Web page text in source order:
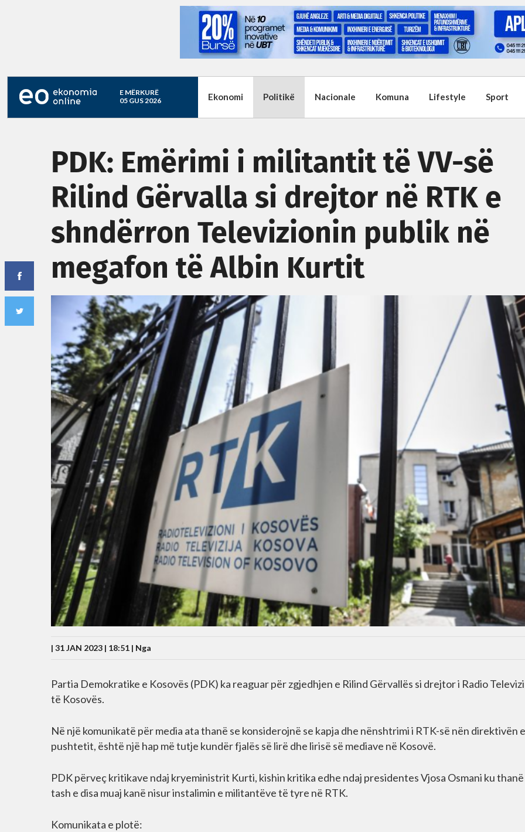
E MËRKURË
05 GUS 2026
Ekonomi Politikë Nacionale Komuna Lifestyle Sport
PDK: Emërimi i militantit të VV-së
Rilind Gërvalla si drejtor në RTK e
shndërron Televizionin publik në
megafon të Albin Kurtit
| 31 JAN 2023 | 18:51 | Nga
Partia Demokratike e Kosovës (PDK) ka reaguar për zgjedhjen e Rilind Gërvallës si drejtor i Radio
të Kosovës.
Në një komunikatë për media ata thanë se konsiderojnë se kapja dhe nënshtrimi i RTK-së nën direktivën e
pushtetit, është një hap më tutje kundër fjalës së lirë dhe lirisë së mediave në Kosovë.
PDK përveç kritikave ndaj kryeministrit Kurti, kishin kritika edhe ndaj presidentes Vjosa Osmani ku thanë
tash e disa muaj kanë nisur instalimin e militantëve të tyre në RTK.
Komunikata e plotë: